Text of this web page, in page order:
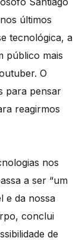
últimos
tecnológica, a
público mais
O
para pensar
reagirmos
nos
a ser “um
e da nossa
conclui
de